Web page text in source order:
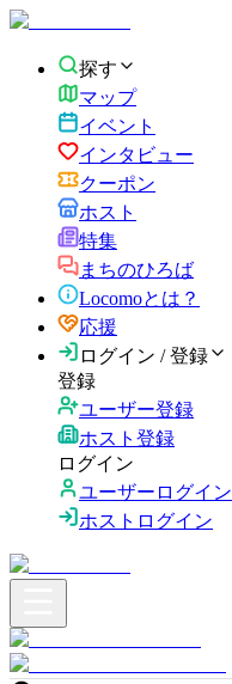
探す
マップ
イベント
インタビュー
クーポン
ホスト
特集
まちのひろば
Locomoとは？
応援
ログイン / 登録
登録
ユーザー登録
ホスト登録
ログイン
ユーザーログイン
ホストログイン